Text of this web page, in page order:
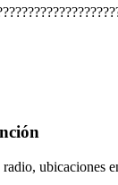
ubicaciones